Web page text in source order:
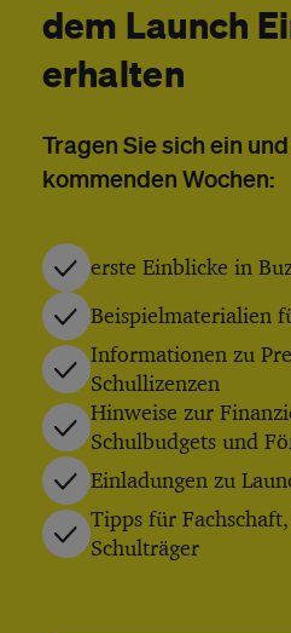
dem Launch
erhalten
Tragen Sie sich ein
kommenden Wochen:
erste Einblicke in
Beispielmaterialien
Informationen zu
Schullizenzen
Hinweise zur
Schulbudgets und
Einladungen zu
Tipps für
Schulträger